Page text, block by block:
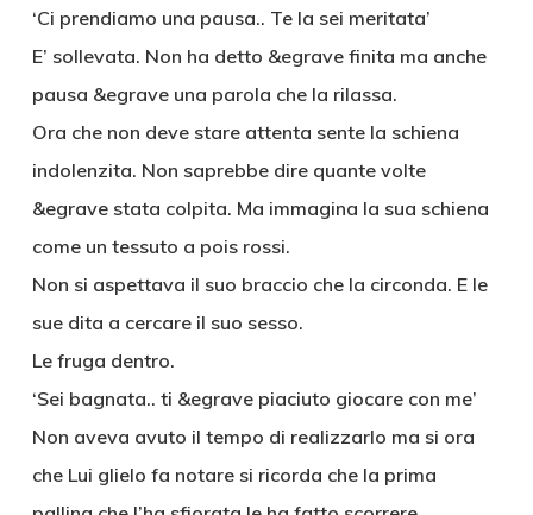
‘Ci prendiamo una pausa.. Te la sei meritata’
E’ sollevata. Non ha detto &egrave finita ma anche
pausa &egrave una parola che la rilassa.
Ora che non deve stare attenta sente la schiena
indolenzita. Non saprebbe dire quante volte
&egrave stata colpita. Ma immagina la sua schiena
come un tessuto a pois rossi.
Non si aspettava il suo braccio che la circonda. E le
sue dita a cercare il suo sesso.
Le fruga dentro.
‘Sei bagnata.. ti &egrave piaciuto giocare con me’
Non aveva avuto il tempo di realizzarlo ma si ora
che Lui glielo fa notare si ricorda che la prima